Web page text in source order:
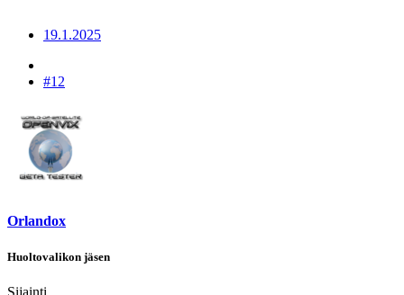
19.1.2025
#12
Orlandox
Huoltovalikon jäsen
Sijainti